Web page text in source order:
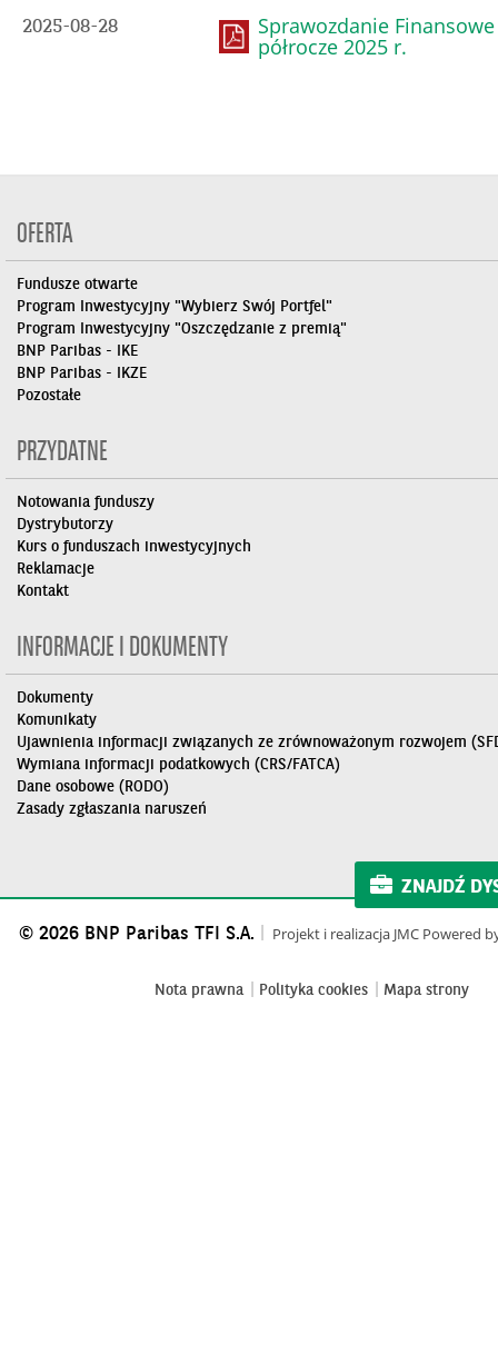
2025-08-28 Sprawozdanie Finansowe
półrocze 2025 r.
OFERTA
Fundusze otwarte
Program Inwestycyjny "Wybierz Swój Portfel"
Program Inwestycyjny "Oszczędzanie z premią"
BNP Paribas - IKE
BNP Paribas - IKZE
Pozostałe
PRZYDATNE
Notowania funduszy
Dystrybutorzy
Kurs o funduszach inwestycyjnych
Reklamacje
Kontakt
INFORMACJE I DOKUMENTY
Dokumenty
Komunikaty
Ujawnienia informacji związanych ze zrównoważonym rozwojem
Wymiana informacji podatkowych (CRS/FATCA)
Dane osobowe (RODO)
Zasady zgłaszania naruszeń
ZNAJDŹ
© 2026 BNP Paribas TFI S.A.
Projekt i realizacja JMC Powered
Nota prawna Polityka cookies Mapa strony